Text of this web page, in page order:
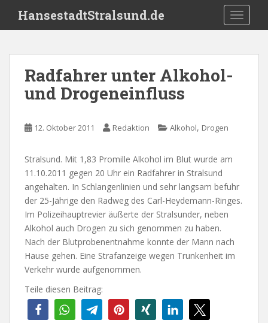
i
HansestadtStralsund.de
Radfahrer unter Alkohol-
und Drogeneinfluss
12. Oktober 2011 Redaktion Alkohol, Drogen
Stralsund. Mit 1,83 Promille Alkohol im Blut wurde am
11.10.2011 gegen 20 Uhr ein Radfahrer in Stralsund
angehalten. In Schlangenlinien und sehr langsam befuhr
der 25-Jährige den Radweg des Carl-Heydemann-Ringes.
Im Polizeihauptrevier äußerte der Stralsunder, neben
Alkohol auch Drogen zu sich genommen zu haben.
Nach der Blutprobenentnahme konnte der Mann nach
Hause gehen. Eine Strafanzeige wegen Trunkenheit im
Verkehr wurde aufgenommen.
Teile diesen Beitrag: